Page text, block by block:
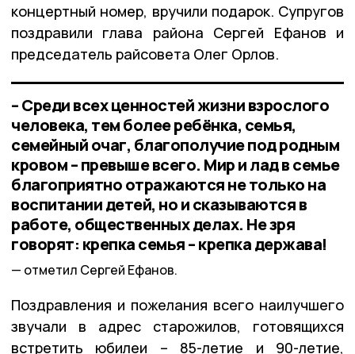
концертный номер, вручили подарок. Супругов
поздравили глава района Сергей Ефанов и
председатель райсовета Олег Орлов.
– Среди всех ценностей жизни взрослого
человека, тем более ребёнка, семья,
семейный очаг, благополучие под родным
кровом – превыше всего. Мир и лад в семье
благоприятно отражаются не только на
воспитании детей, но и сказываются в
работе, общественных делах. Не зря
говорят: крепка семья – крепка держава!
отметил Сергей Ефанов.
Поздравления и пожелания всего наилучшего
звучали в адрес старожилов, готовящихся
встретить юбилеи – 85-летие и 90-летие,